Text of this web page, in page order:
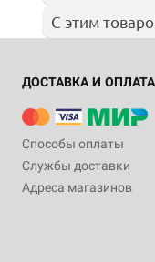
С этим
ДОСТАВКА И ОПЛАТА
Способы оплаты
Службы доставки
Адреса магазинов